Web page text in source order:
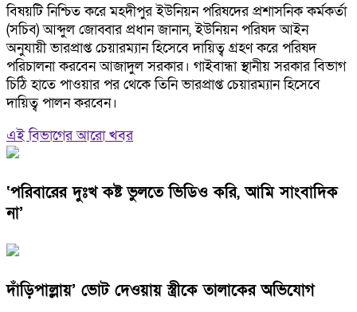
বিষয়টি নিশ্চিত করে মহদীপুর ইউনিয়ন পরিষদের প্রশাসনিক কর্মকর্তা
(সচিব) আব্দুল জোব্বার প্রধান জানান, ইউনিয়ন পরিষদ আইন
অনুযায়ী ভারপ্রাপ্ত চেয়ারম্যান হিসেবে দায়িত্ব গ্রহণ করে পরিষদ
পরিচালনা করবেন আজাদুল সরকার। গাইবান্ধা স্থানীয় সরকার বিভাগ
চিঠি হাতে পাওয়ার পর থেকে তিনি ভারপ্রাপ্ত চেয়ারম্যান হিসেবে
দায়িত্ব পালন করবেন।
এই বিভাগের আরো খবর
‘পরিবারের দুঃখ কষ্ট ভুলতে ভিডিও করি, আমি সাংবাদিক
না’
দাঁড়িপাল্লায়’ ভোট দেওয়ায় স্ত্রীকে তালাকের অভিযোগ